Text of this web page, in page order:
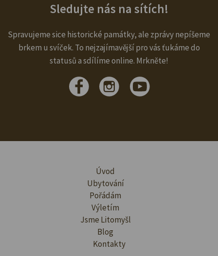
Sledujte nás na sítích!
Spravujeme sice historické památky, ale zprávy nepíšeme
brkem u svíček. To nejzajímavější pro vás ťukáme do
statusů a sdílíme online. Mrkněte!
Úvod
Ubytování
Pořádám
Výletím
Jsme Litomyšl
Blog
Kontakty